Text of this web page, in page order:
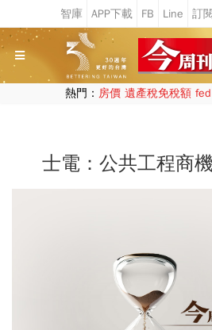
熱門： 房價 遺產稅免稅額 fed
士電：公共工程商